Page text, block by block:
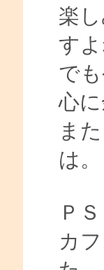
楽
すよ
で
心
ま
は。
ＰＳ
カ